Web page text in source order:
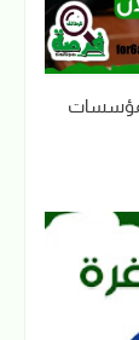
ة المؤسسات